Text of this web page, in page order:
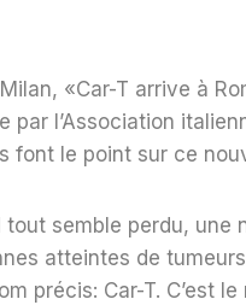
«Car-T arrive à
par l’Association
font le point sur ce
tout semble perdu, une
atteintes de
précis: Car-T. C’est